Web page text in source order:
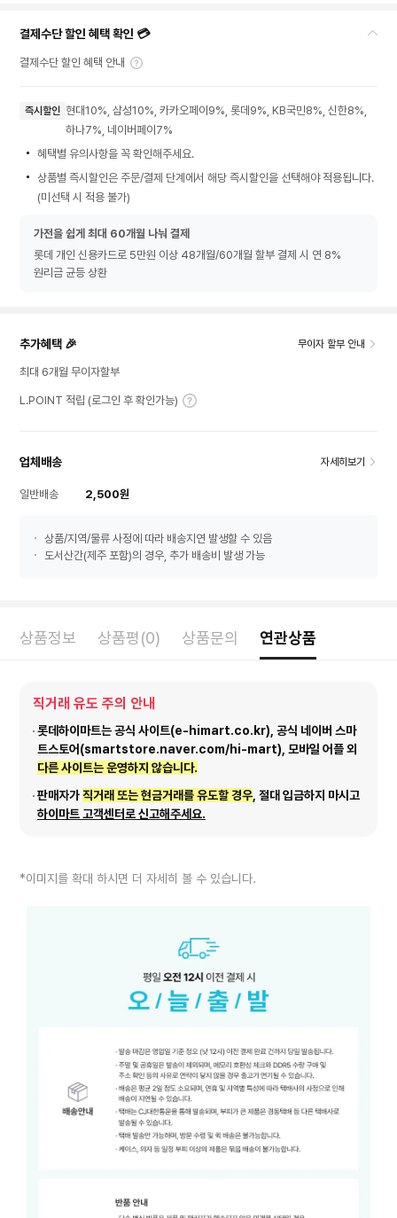
결제수단 할인 혜택 확인 💳
결제수단 할인 혜택 안내
즉시할인 현대10%, 삼성10%, 카카오페이9%, 롯데9%, KB국민8%, 신한8%,
하나7%, 네이버페이7%
혜택별 유의사항을 꼭 확인해주세요.
상품별 즉시할인은 주문/결제 단계에서 해당 즉시할인을 선택해야 적용됩니다.
(미선택 시 적용 불가)
가전을 쉽게 최대 60개월 나눠 결제
롯데 개인 신용카드로 5만원 이상 48개월/60개월 할부 결제 시 연 8%
원리금 균등 상환
추가혜택 🎉 무이자 할부 안내
최대 6개월 무이자할부
L.POINT 적립 (로그인 후 확인가능)
업체배송 자세히보기
일반배송 2,500원
상품/지역/물류 사정에 따라 배송지연 발생할 수 있음
도서산간(제주 포함)의 경우, 추가 배송비 발생 가능
상품정보 상품평(0) 상품문의 연관상품
직거래 유도 주의 안내
롯데하이마트는 공식 사이트(e-himart.co.kr), 공식 네이버 스마
트스토어(smartstore.naver.com/hi-mart), 모바일 어플 외
다른 사이트는 운영하지 않습니다.
판매자가직거래 또는 현금거래를 유도할 경우 , 절대 입금하지 마시고
하이마트 고객센터로 신고해주세요.
*이미지를 확대 하시면 더 자세히 볼 수 있습니다.